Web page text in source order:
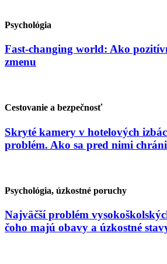
Psychológia
Fast-changing world: Ako
zmenu
Cestovanie a bezpečnosť
Skryté kamery v hotelových
problém. Ako sa pred nimi
Psychológia, úzkostné poruchy
Najväčší problém
čoho majú obavy a úzkostné